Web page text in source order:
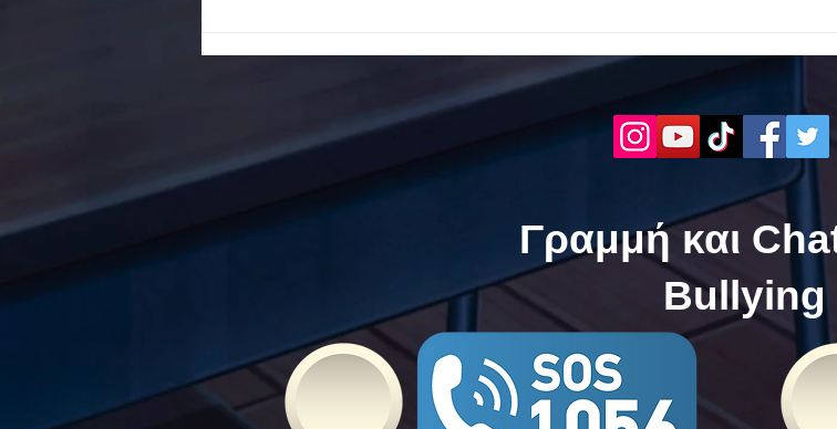
Τώρα" όλα τα σχολεία της
Ελλάδας ενώνουν τις
δυνάμεις τους ενάντια στο
Bullying
Τώρα. Με σύνθημα "Μίλα
Ελλάδας ενώνουν τις
δυνάμεις τους ενάντια στο
Γραμμή και
Bullying